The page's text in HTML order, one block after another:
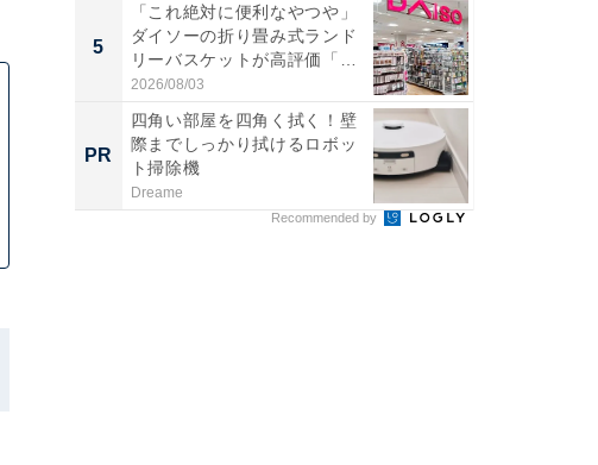
5
「これ絶対に便利なやつや」
ダイソーの折り畳み式ランド
リーバスケットが高評価「使
わ...
2026/08/03
PR
四角い部屋を四角く拭く！壁
際までしっかり拭けるロボッ
ト掃除機
Dreame
Recommended by